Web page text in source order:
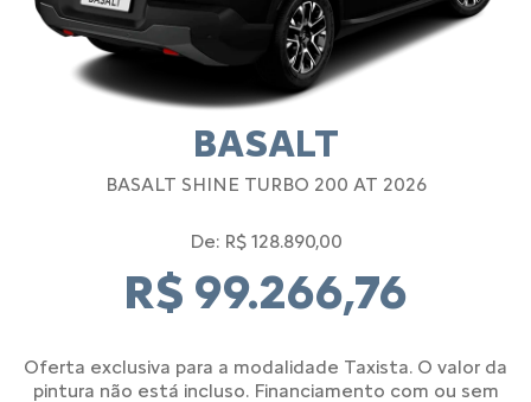
BASALT
BASALT SHINE TURBO 200 AT 2026
De: R$ 128.890,00
R$ 99.266,76
Oferta exclusiva para a modalidade Taxista. O valor da
pintura não está incluso. Financiamento com ou sem